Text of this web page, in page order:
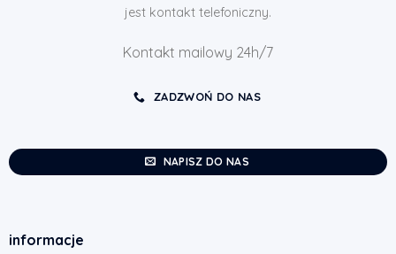
jest kontakt telefoniczny.
Kontakt mailowy 24h/7
ZADZWOŃ DO NAS
NAPISZ DO NAS
informacje